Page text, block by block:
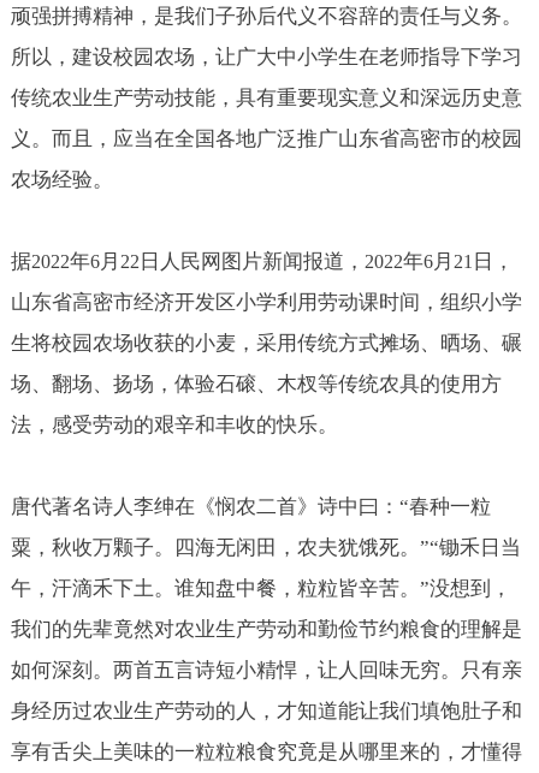
顽强拼搏精神，是我们子孙后代义不容辞的责任与义务。
所以，建设校园农场，让广大中小学生在老师指导下学习
传统农业生产劳动技能，具有重要现实意义和深远历史意
义。而且，应当在全国各地广泛推广山东省高密市的校园
农场经验。
据2022年6月 22 日人民网图片新闻报道， 2022年6月 21 日，
山东省高密市经济开发区小学利用劳动课时间，组织小学
生将校园农场收获的小麦，采用传统方式摊场、晒场、碾
场、翻场、扬场，体验石磙、木杈等传统农具的使用方
法，感受劳动的艰辛和丰收的快乐。
唐代著名诗人李绅在《悯农二首》诗中曰：“春种一粒
粟，秋收万颗子。四海无闲田，农夫犹饿死。”“锄禾日当
午，汗滴禾下土。谁知盘中餐，粒粒皆辛苦。”没想到，
我们的先辈竟然对农业生产劳动和勤俭节约粮食的理解是
如何深刻。两首五言诗短小精悍，让人回味无穷。只有亲
身经历过农业生产劳动的人，才知道能让我们填饱肚子和
享有舌尖上美味的一粒粒粮食究竟是从哪里来的，才懂得